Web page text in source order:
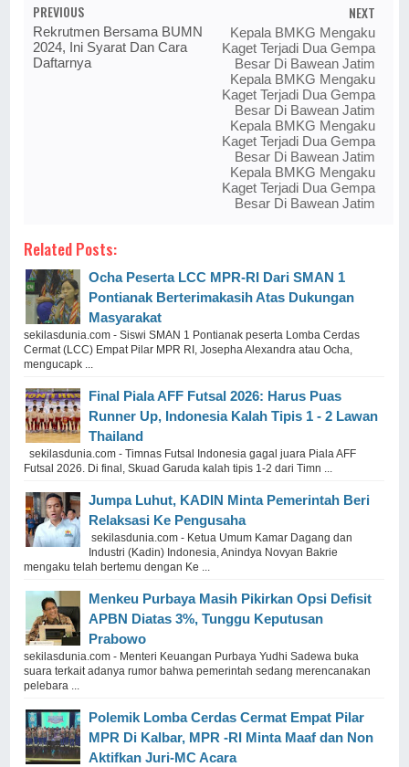
PREVIOUS
Rekrutmen Bersama BUMN
2024, Ini Syarat Dan Cara
Daftarnya
NEXT
Kepala BMKG Mengaku
Kaget Terjadi Dua Gempa
Besar Di Bawean Jatim
Kepala BMKG Mengaku
Kaget Terjadi Dua Gempa
Besar Di Bawean Jatim
Kepala BMKG Mengaku
Kaget Terjadi Dua Gempa
Besar Di Bawean Jatim
Kepala BMKG Mengaku
Kaget Terjadi Dua Gempa
Besar Di Bawean Jatim
Related Posts:
Ocha Peserta LCC MPR-RI Dari SMAN 1
Pontianak Berterimakasih Atas Dukungan
Masyarakat
sekilasdunia.com - Siswi SMAN 1 Pontianak peserta Lomba Cerdas
Cermat (LCC) Empat Pilar MPR RI, Josepha Alexandra atau Ocha,
mengucapk ...
Final Piala AFF Futsal 2026: Harus Puas
Runner Up, Indonesia Kalah Tipis 1 - 2 Lawan
Thailand
sekilasdunia.com - Timnas Futsal Indonesia gagal juara Piala AFF
Futsal 2026. Di final, Skuad Garuda kalah tipis 1-2 dari Timn ...
Jumpa Luhut, KADIN Minta Pemerintah Beri
Relaksasi Ke Pengusaha
sekilasdunia.com - Ketua Umum Kamar Dagang dan
Industri (Kadin) Indonesia, Anindya Novyan Bakrie
mengaku telah bertemu dengan Ke ...
Menkeu Purbaya Masih Pikirkan Opsi Defisit
APBN Diatas 3%, Tunggu Keputusan
Prabowo
sekilasdunia.com - Menteri Keuangan Purbaya Yudhi Sadewa buka
suara terkait adanya rumor bahwa pemerintah sedang merencanakan
pelebara ...
Polemik Lomba Cerdas Cermat Empat Pilar
MPR Di Kalbar, MPR -RI Minta Maaf dan Non
Aktifkan Juri-MC Acara